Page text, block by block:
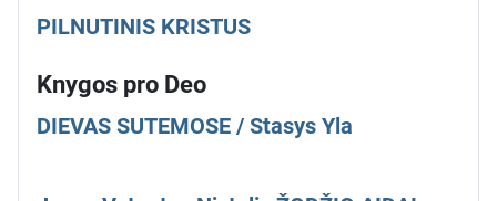
PILNUTINIS KRISTUS
Knygos pro Deo
DIEVAS SUTEMOSE / Stasys Yla